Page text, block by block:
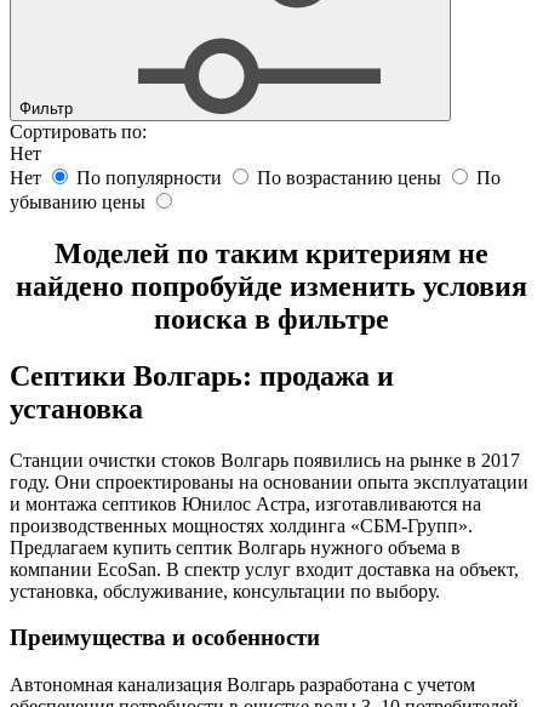
Фильтр
Сортировать по:
Нет
Нет
По популярности По возрастанию цены
По
убыванию цены
Моделей по таким критериям не
найдено попробуйде изменить условия
поиска в фильтре
Септики Волгарь: продажа и
установка
Станции очистки стоков Волгарь появились на рынке в 2017
году. Они спроектированы на основании опыта эксплуатации
и монтажа септиков Юнилос Астра, изготавливаются на
производственных мощностях холдинга «СБМ-Групп».
Предлагаем купить септик Волгарь нужного объема в
компании EcoSan. В спектр услуг входит доставка на объект,
установка, обслуживание, консультации по выбору.
Преимущества и особенности
Автономная канализация Волгарь разработана с учетом